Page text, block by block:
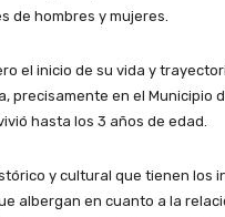
de hombres y mujeres.
el inicio de su vida y
precisamente en el Municipio
hasta los 3 años de edad.
y cultural que tienen los
albergan en cuanto a la